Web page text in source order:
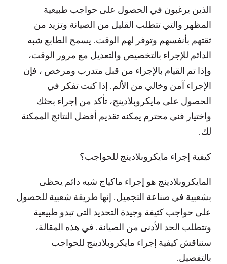
الذين يرغبون في الحصول على حواجب طبيعية
المظهر والتي تتطلب القليل من الصيانة وتزيد من
ثقتهم بأنفسهم وتوفر لهم الوقت. يسمح الطابع شبه
الدائم للإجراء بالتخصيص والتعديل مع مرور الوقت،
وإذا تم القيام بالإجراء من قبل متدرب ومرخص ، فإن
الإجراء آمن وخالي من الألم. إذا كنت تفكر في
الحصول على مايكروبلادينج، تأكد من إجراء بحثك
واختيار فني محترم يمكنه تقديم أفضل النتائج الممكنة
لك.
كيفية إجراء مايكروبلادينج للحواجب؟
المايكروبلادينج هو إجراء ماكياج شبه دائم يحظى
بشعبية في صناعة التجميل. إنها طريقة شعبية للحصول
على حواجب كثيفة وجيدة التحديد التي تبدو طبيعية
وتتطلب الحد الأدنى من الصيانة. في هذه المقالة،
سنناقش كيفية إجراء مايكروبلادينج للحواجب
بالتفصيل.